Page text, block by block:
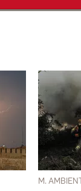
M.